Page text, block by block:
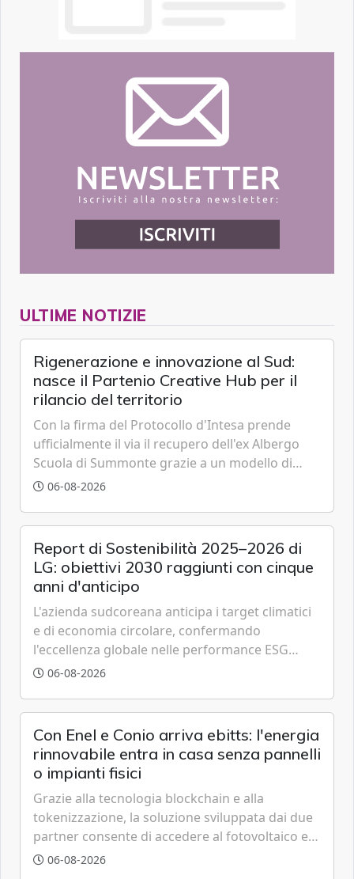
ULTIME NOTIZIE
Rigenerazione e innovazione al Sud:
nasce il Partenio Creative Hub per il
rilancio del territorio
Con la firma del Protocollo d'Intesa prende
ufficialmente il via il recupero dell'ex Albergo
Scuola di Summonte grazie a un modello di
partenariato pubblico-privato e a una rete di
06-08-2026
Report di Sostenibilità 2025–2026 di
LG: obiettivi 2030 raggiunti con cinque
anni d'anticipo
L'azienda sudcoreana anticipa i target climatici
e di economia circolare, confermando
l'eccellenza globale nelle performance ESG
grazie a innovazione, accessibilità e governance
06-08-2026
Con Enel e Conio arriva ebitts: l'energia
rinnovabile entra in casa senza pannelli
o impianti fisici
Grazie alla tecnologia blockchain e alla
tokenizzazione, la soluzione sviluppata dai due
partner consente di accedere al fotovoltaico e
all'eolico ottenendo risparmi diretti in bolletta,
06-08-2026